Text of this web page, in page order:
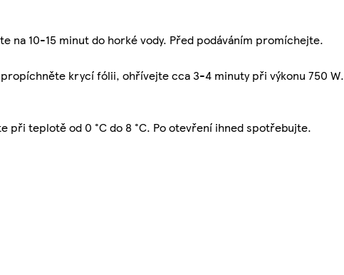
na 10-15 minut do horké vody. Před podáváním promíchejte.
krycí fólii, ohřívejte cca 3-4 minuty při výkonu 750
při teplotě od 0 °C do 8 °C. Po otevření ihned spotřebujte.